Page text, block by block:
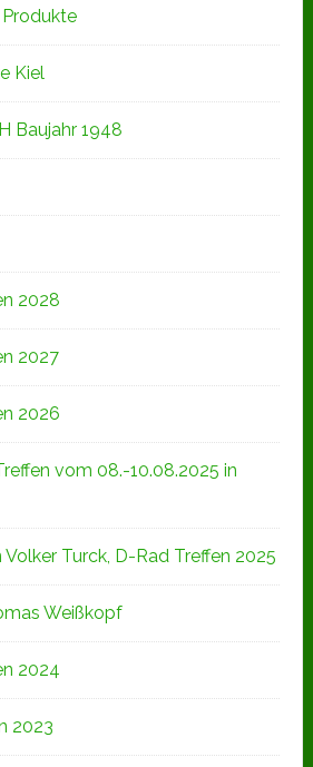
Kiel
Baujahr 1948
2028
2027
2026
vom 08.-10.08.2025 in
Volker Turck, D-Rad Treffen 2025
Weißkopf
2024
2023